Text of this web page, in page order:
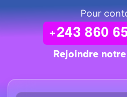
Pour
+243 860
Rejoindre